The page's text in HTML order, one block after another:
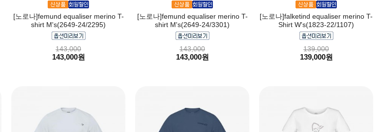
[노로나]femund equaliser merino T-
shirt M's(2649-24/2295)
143,000
143,000원
[노로나]femund equaliser merino T-
shirt M's(2649-24/3301)
143,000
143,000원
[노로나]falketind equaliser merino T-
Shirt W's(1823-22/1107)
139,000
139,000원